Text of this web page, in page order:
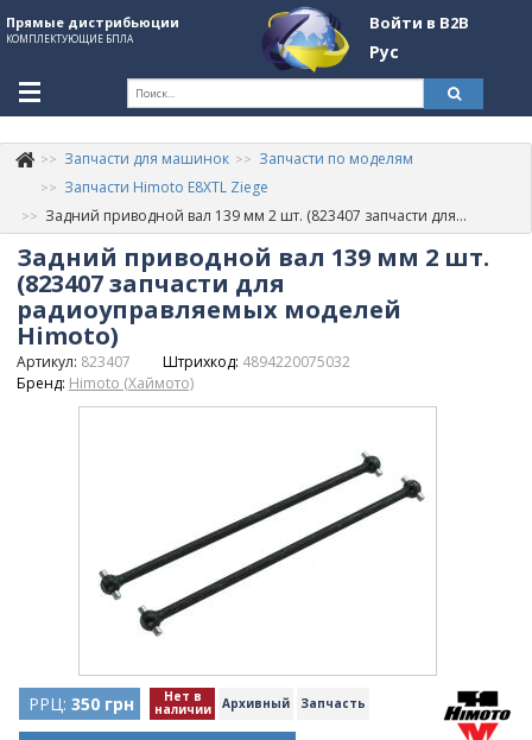
Прямые дистрибьюции
КОМПЛЕКТУЮЩИЕ БПЛА
Войти в B2B
Рус
+380507774092
Информация о компании
About Company
Обзоры
Категории
Запчасти для машинок
Запчасти по моделям
Запчасти Himoto E8XTL Ziege
Задний приводной вал 139 мм 2 шт. (823407 запчасти для радиоуправляемых моделей Himoto)
Задний приводной вал 139 мм 2 шт.
(823407 запчасти для
радиоуправляемых моделей
Himoto)
Артикул: 823407 Штрихкод: 4894220075032
Бренд: Himoto (Хаймото)
РРЦ: 350 грн Нет в
наличии Архивный Запчасть